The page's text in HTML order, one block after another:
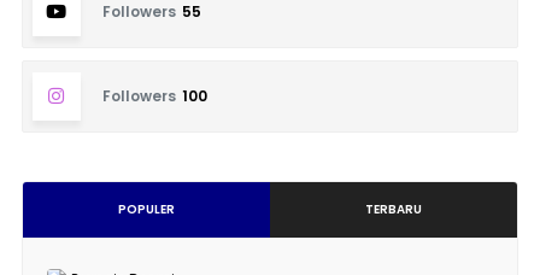
Followers 55
Followers 100
POPULER TERBARU